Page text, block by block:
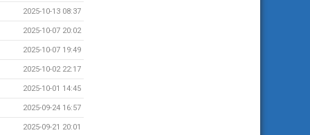
2025-10-13 08:37
2025-10-07 20:02
2025-10-07 19:49
2025-10-02 22:17
2025-10-01 14:45
2025-09-24 16:57
2025-09-21 20:01